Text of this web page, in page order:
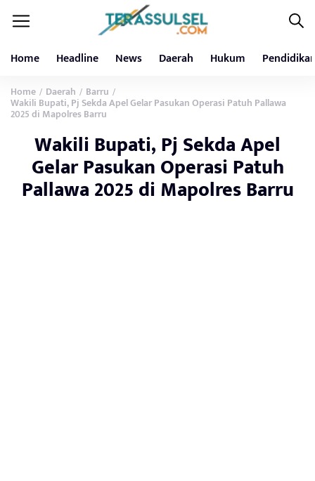
Home Headline News Daerah Hukum
Home / Daerah / Barru /
Wakili Bupati, Pj Sekda Apel Gelar Pasukan Operasi Patuh Pallawa
2025 di Mapolres Barru
Wakili Bupati, Pj Sekda Apel
Gelar Pasukan Operasi Patuh
Pallawa 2025 di Mapolres Barru